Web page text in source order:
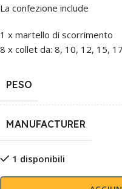
La confezione include
1 x martello di scorrimento
8 x collet da: 8, 10, 12, 15,
PESO
MANUFACTURER
1 disponibili